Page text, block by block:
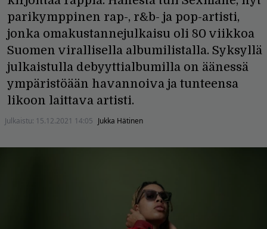
parikymppinen rap-, r&b- ja pop-artisti,
jonka omakustannejulkaisu oli 80 viikkoa
Suomen virallisella albumilistalla. Syksyllä
julkaistulla debyyttialbumilla on äänessä
ympäristöään havannoiva ja tunteensa
likoon laittava artisti.
Julkaistu: 15.12.2021 14:05 Jukka Hätinen